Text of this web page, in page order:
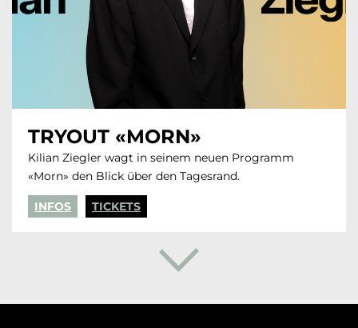
TRYOUT «MORN»
Kilian Ziegler wagt in seinem neuen Programm
«Morn» den Blick über den Tagesrand.
INFOS TICKETS